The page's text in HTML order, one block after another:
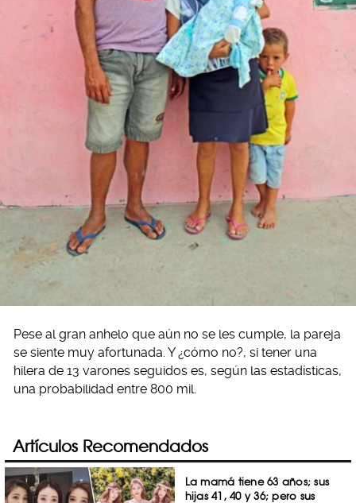
Pese al gran anhelo que aún no se les cumple, la pareja
se siente muy afortunada. Y ¿cómo no?, si tener una
hilera de 13 varones seguidos es, según las estadísticas,
una probabilidad entre 800 mil.
Artículos Recomendados
La mamá tiene 63 años; sus
hijas 41, 40 y 36; pero sus